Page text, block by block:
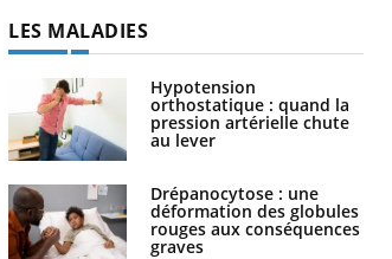
LES MALADIES
Hypotension
orthostatique : quand la
pression artérielle chute
au lever
Drépanocytose : une
déformation des globules
rouges aux conséquences
graves